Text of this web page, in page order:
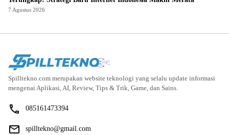
7 Agustus 2026
Spilltekno.com merupakan website teknologi yang selalu update informasi
mengenai Aplikasi, AI, Review, Tips & Trik, Game, dan Sains.
085161473394
spilltekno@gmail.com